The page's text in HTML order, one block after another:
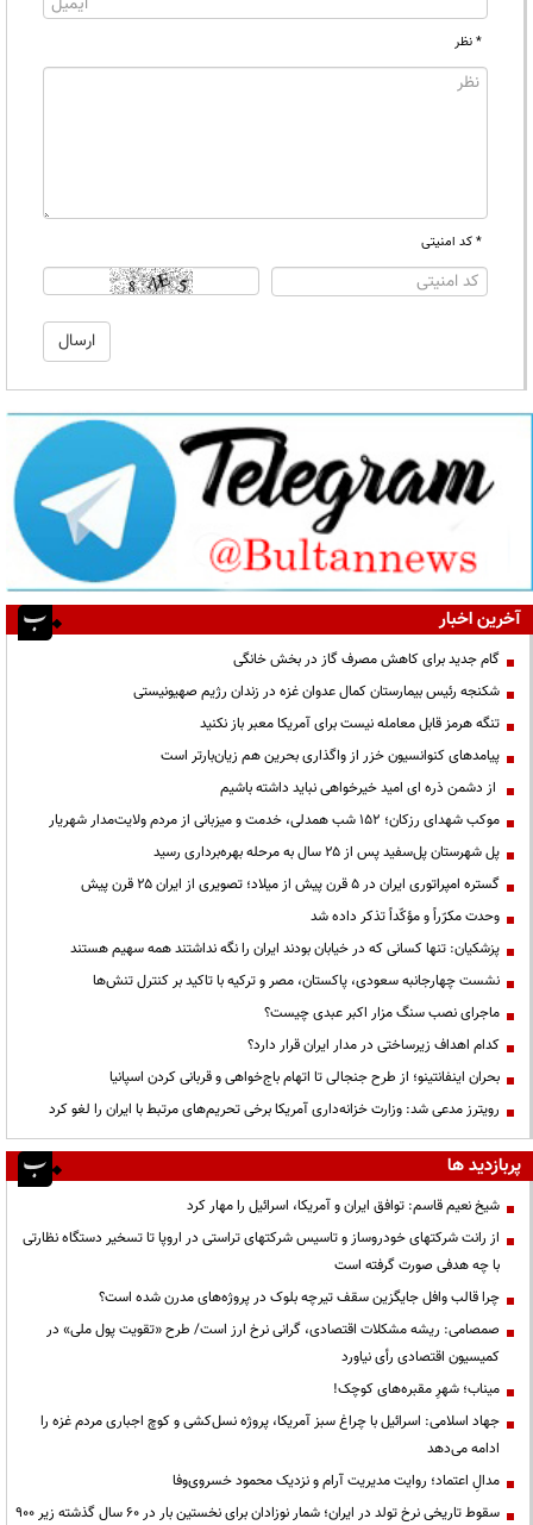
* نظر
* کد امنیتی
آخرین اخبار
گام جدید برای کاهش مصرف گاز در بخش خانگی
شکنجه رئیس بیمارستان کمال عدوان غزه در زندان رژیم صهیونیستی
تنگه هرمز قابل معامله نیست برای آمریکا معبر باز نکنید
پیامدهای کنوانسیون خزر از واگذاری بحرین هم زیان‌بارتر است
از دشمن ذره ای امید خیرخواهی نباید داشته باشیم
موکب شهدای رزکان؛ ۱۵۲ شب همدلی، خدمت و میزبانی از مردم ولایت‌مدار شهریار
پل شهرستان پل‌سفید پس از ۲۵ سال به مرحله بهره‌برداری رسید
گستره امپراتوری ایران در ۵ قرن پیش از میلاد؛ تصویری از ایران ۲۵ قرن پیش
وحدت مکرّراً و مؤکّداً تذکر داده شد
پزشکیان: تنها کسانی که در خیابان بودند ایران را نگه نداشتند همه سهیم هستند
نشست چهارجانبه سعودی، پاکستان، مصر و ترکیه با تاکید بر کنترل تنش‌ها
ماجرای نصب سنگ مزار اکبر عبدی چیست؟
کدام اهداف زیرساختی در مدار ایران قرار دارد؟
بحران اینفانتینو؛ از طرح جنجالی تا اتهام باج‌خواهی و قربانی کردن اسپانیا
رویترز مدعی شد: وزارت خزانه‌داری آمریکا برخی تحریم‌های مرتبط با ایران را لغو کرد
پربازدید ها
شیخ نعیم قاسم: توافق ایران و آمریکا، اسرائیل را مهار کرد
از رانت‌ شرکتهای خودروساز و تاسیس شرکتهای تراستی در اروپا تا تسخیر دستگاه نظارتی
با چه هدفی صورت گرفته است
چرا قالب وافل جایگزین سقف تیرچه بلوک در پروژه‌های مدرن شده است؟
صمصامی: ریشه مشکلات اقتصادی، گرانی نرخ ارز است/ طرح «تقویت پول ملی» در
کمیسیون اقتصادی رأی نیاورد
میناب؛ شهرِ مقبره‌های کوچک!
جهاد اسلامی: اسرائیل با چراغ سبز آمریکا، پروژه نسل‌کشی و کوچ اجباری مردم غزه را
ادامه می‌دهد
مدالِ اعتماد؛ روایت مدیریت آرام و نزدیک محمود خسروی‌وفا
سقوط تاریخی نرخ تولد در ایران؛ شمار نوزادان برای نخستین بار در ۶۰ سال گذشته زیر ۹۰۰